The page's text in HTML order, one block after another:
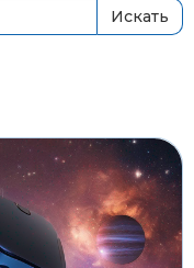
Искать